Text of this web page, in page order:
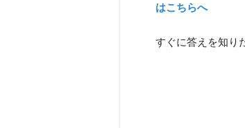
はこちらへ
すぐに答えを知り